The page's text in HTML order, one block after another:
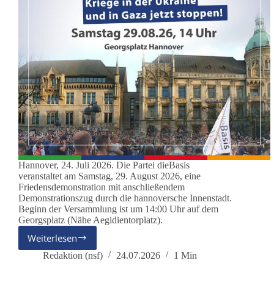
Hannover, 24. Juli 2026. Die Partei dieBasis
veranstaltet am Samstag, 29. August 2026, eine
Friedensdemonstration mit anschließendem
Demonstrationszug durch die hannoversche Innenstadt.
Beginn der Versammlung ist um 14:00 Uhr auf dem
Georgsplatz (Nähe Aegidientorplatz).
Weiterlesen
Partei
dieBasis
Redaktion (nsf) 24.07.2026 1 Min